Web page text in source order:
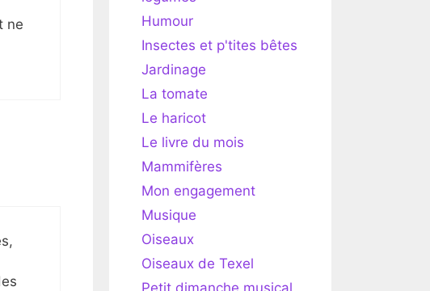
ne
Humour
Insectes et p'tites bêtes
Jardinage
La tomate
Le haricot
Le livre du mois
Mammifères
Mon engagement
Musique
Oiseaux
Oiseaux de Texel
Petit dimanche musical